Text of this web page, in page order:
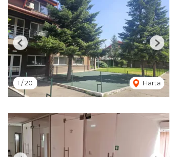
1 /20 Harta
Previous Next